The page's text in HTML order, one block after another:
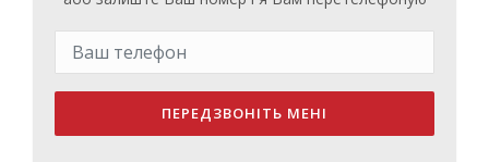
ПЕРЕДЗВОНІТЬ МЕНІ